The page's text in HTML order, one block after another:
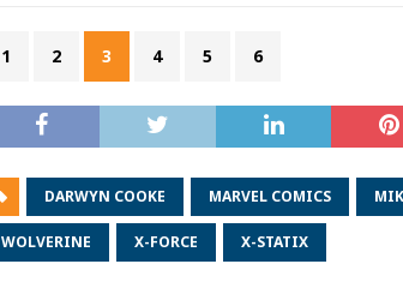
1 2 3 4 5 6
DARWYN COOKE MARVEL COMICS
WOLVERINE X-FORCE X-STATIX